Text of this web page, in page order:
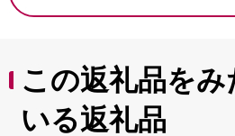
この返礼品をみ
いる返礼品